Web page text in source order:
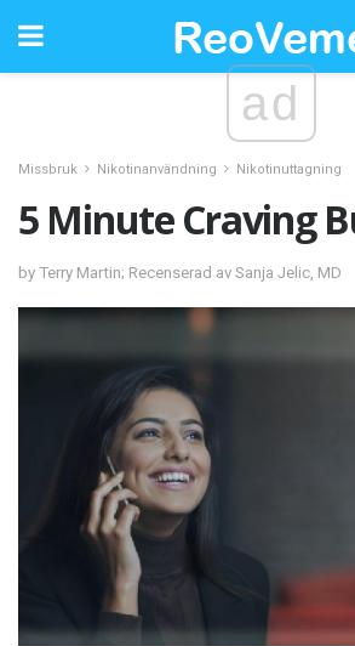
ad
Missbruk Nikotinanvändning Nikotinuttagning
5 Minute Craving
by Terry Martin; Recenserad av Sanja Jelic, MD